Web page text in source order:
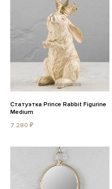
Статуэтка Prince Rabbit Figurine
Medium
7 280 ₽